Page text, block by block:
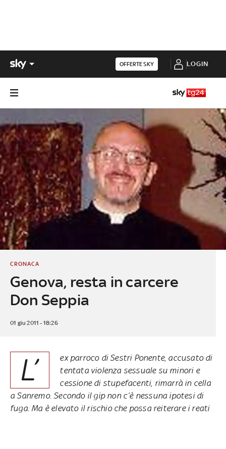
OFFERTE SKY LOGIN
Genova, resta in carcere
Don Seppia
CRONACA
01 giu 2011 - 18:26
L’
ex parroco di Sestri Ponente, accusato di
tentata violenza sessuale su minori e
cessione di stupefacenti, rimarrà in cella
a Sanremo. Secondo il gip non c’è nessuna ipotesi di
fuga. Ma è elevato il rischio che possa reiterare i reati